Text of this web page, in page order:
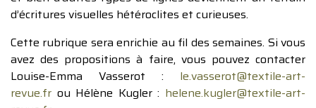
d’écritures visuelles hétéroclites et curieuses.
Cette rubrique sera enrichie au fil des semaines. Si vous
avez des propositions à faire, vous pouvez contacter
Louise-Emma Vasserot : le.vasserot@textile-art-
revue.fr ou Hélène Kugler : helene.kugler@textile-art-